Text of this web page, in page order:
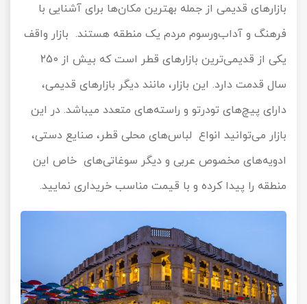
بازارهای قدیمی از جمله بهترین مکان‌ها برای آشنایی با
فرهنگ و آداب‌ورسوم مردم یک منطقه هستند. بازار واقف
یکی از قدیمی‌ترین بازارهای قطر است که بیش از 250
سال قدمت دارد. این بازار، مانند دیگر بازارهای قدیمی،
دارای پیچ‌های تودرتو و راسته‎‌های متعدد می‎‏باشد. در این
بازار می‌توانید انواع لباس‌های محلی قطر، صنایع دستی،
ادویه‌های مخصوص عربی و دیگر سوغاتی‌های خاص این
منطقه را پیدا کرده و با قیمت مناسب خریداری نمایید.